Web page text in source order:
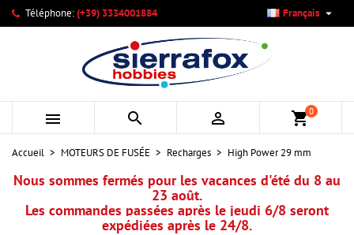
Téléphone:(+39) 3334001884 Français 
   shopping_cart0
Accueil MOTEURS DE FUSÉE Recharges High Power 29 mm
Nous sommes fermés pour les vacances d'été du 8 au
23 août.
Les commandes passées après le jeudi 6/8 seront
expédiées après le 24/8.
Mes listes d'envies ×
Créer une nouvelle liste
((modalTitle)) ×
((confirmMessage))
((cancelText)) ((modalDeleteText))
Créer une liste d'envies ×
Nom de la liste d'envies
Annuler Créer une liste d'envies
Connexion ×
Vous devez être connecté pour ajouter des produits à votre
liste d'envies.
Annuler Connexion